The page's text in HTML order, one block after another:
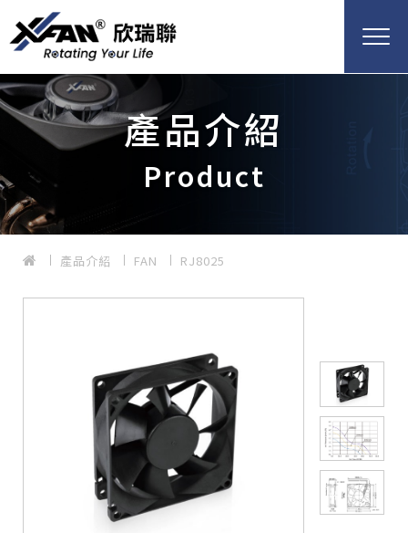
產品介紹
Product
產品介紹 FAN RJ8025